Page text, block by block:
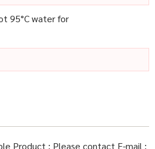
95°C water for
Product : Please contact E-mail :